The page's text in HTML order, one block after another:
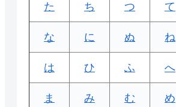
た ち つ て
な に ぬ ね
は ひ ふ へ
ま み む め